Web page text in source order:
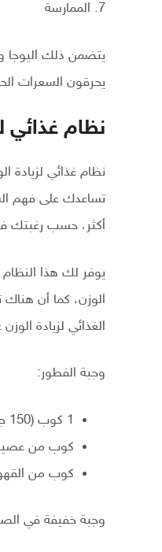
7. الممارسة
يتضمن ذلك اليوجا
يحرقون السعرات
نظام غذائي
نظام غذائي لزيادة
تساعدك على فهم
أكثر، حسب رغبتك
الوزن، كما أن هناك
الغذائي لزيادة
وجبة الفطور:
1 كوب (150 جم) دقيق شوفان + نصف كوب (125 جم) حليب + نصف كوب (100 جم) زبيب.
كوب من عصير
كوب من
وجبة خفيفة في